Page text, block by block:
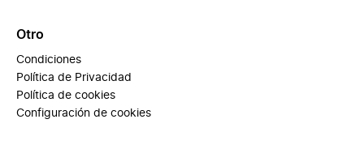
Otro
Condiciones
Política de Privacidad
Política de cookies
Configuración de cookies